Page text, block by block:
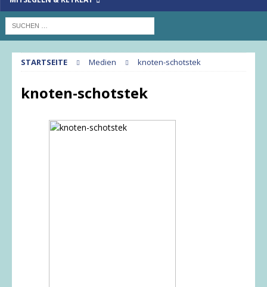
STARTSEITE Medien knoten-schotstek
knoten-schotstek